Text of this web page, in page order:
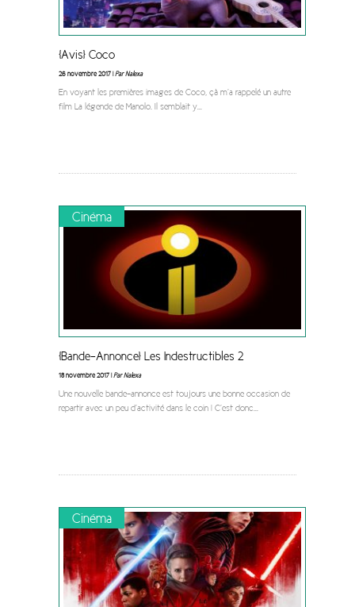
[Avis] Coco
26 novembre 2017 |Par Nalexa
En voyant les premières images de Coco, çà m’a rappelé un autre
film La légende de Manolo. Il semblait y...
Cinéma
[Bande-Annonce] Les Indestructibles 2
18 novembre 2017 |Par Nalexa
Une nouvelle bande-annonce est toujours une bonne occasion de
repartir avec un peu d’activité dans le coin ! C’est donc...
Cinéma